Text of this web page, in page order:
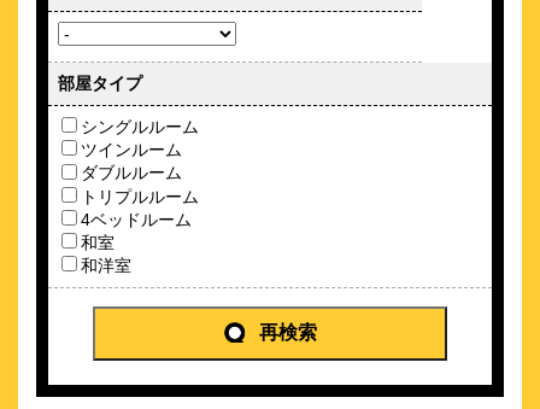
薬師丸ひろ子 Concert Tour 2026 明日が来る
2026/12/26 (土)
ゴスペラーズ坂ツアー2026 UNIVER5OUL
ホテルモントレ ラ・スールギンザ
\6,850～
クチコミ
ティースタンドスタイル朝食、ペパーミントグリーンの部屋が
人気♪
約 0.55 km
レム東京京橋
\9,065～
部屋タイプ
シングルルーム
ツインルーム
ダブルルーム
トリプルルーム
4ベッドルーム
和室
和洋室
再検索